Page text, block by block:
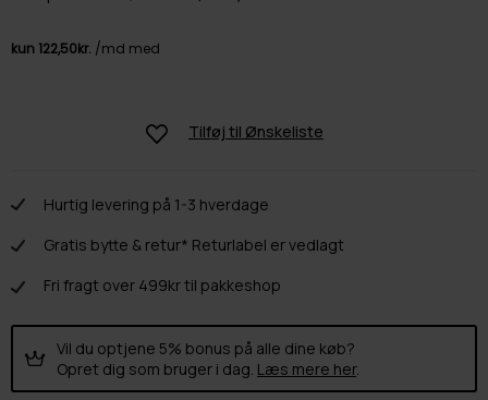
Tilføj til Ønskeliste
Hurtig levering på 1-3 hverdage
Gratis bytte & retur* Returlabel er vedlagt
Fri fragt over 499kr til pakkeshop
Vil du optjene 5% bonus på alle dine køb?
Opret dig som bruger i dag. Læs mere her.